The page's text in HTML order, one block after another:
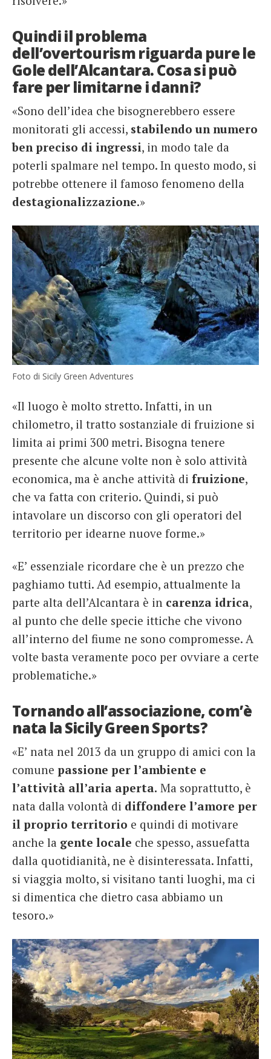
Quindi il problema
dell’overtourism riguarda pure le
Gole dell’Alcantara. Cosa si può
fare per limitarne i danni?
«Sono dell’idea che bisognerebbero essere
monitorati gli accessi, stabilendo un numero
ben preciso di ingressi, in modo tale da
poterli spalmare nel tempo. In questo modo, si
potrebbe ottenere il famoso fenomeno della
destagionalizzazione.»
Foto di Sicily Green Adventures
«Il luogo è molto stretto. Infatti, in un
chilometro, il tratto sostanziale di fruizione si
limita ai primi 300 metri. Bisogna tenere
presente che alcune volte non è solo attività
economica, ma è anche attività di fruizione,
che va fatta con criterio. Quindi, si può
intavolare un discorso con gli operatori del
territorio per idearne nuove forme.»
«E’ essenziale ricordare che è un prezzo che
paghiamo tutti. Ad esempio, attualmente la
parte alta dell’Alcantara è in carenza idrica,
al punto che delle specie ittiche che vivono
all’interno del fiume ne sono compromesse. A
volte basta veramente poco per ovviare a certe
problematiche.»
Tornando all’associazione, com’è
nata la Sicily Green Sports?
«E’ nata nel 2013 da un gruppo di amici con la
comune passione per l’ambiente e
l’attività all’aria aperta. Ma soprattutto, è
nata dalla volontà di diffondere l’amore per
il proprio territorio e quindi di motivare
anche la gente locale che spesso, assuefatta
dalla quotidianità, ne è disinteressata. Infatti,
si viaggia molto, si visitano tanti luoghi, ma ci
si dimentica che dietro casa abbiamo un
tesoro.»